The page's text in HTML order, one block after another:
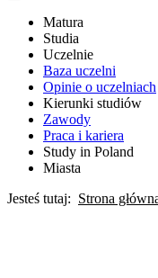
Matura
Studia
Uczelnie
Baza uczelni
Opinie o uczelniach
Kierunki studiów
Zawody
Praca i kariera
Study in Poland
Miasta
Jesteś tutaj: Strona